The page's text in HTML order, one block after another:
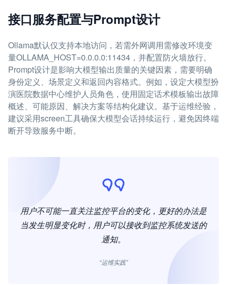
接口服务配置与Prompt设计
Ollama默认仅支持本地访问，若需外网调用需修改环境变
量OLLAMA_HOST=0.0.0.0:11434，并配置防火墙放行。
Prompt设计是影响大模型输出质量的关键因素，需要明确
身份定义、场景定义和返回内容格式。例如，设定大模型扮
演医院数据中心维护人员角色，使用固定话术模板输出故障
概述、可能原因、解决方案等结构化建议。基于运维经验，
建议采用screen工具确保大模型会话持续运行，避免因终端
断开导致服务中断。
用户不可能一直关注监控平台的变化，更好的办法是
当发生明显变化时，用户可以接收到监控系统发送的
通知。
“运维实践”